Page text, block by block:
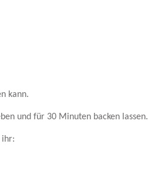
kann.
und für 30 Minuten backen lassen.
ihr: